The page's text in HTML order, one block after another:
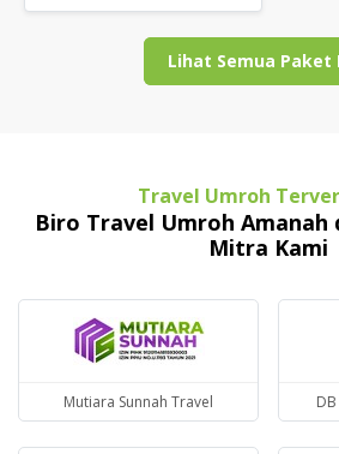
Lihat Semua Paket
Travel Umroh
Biro Travel Umroh Amanah
Mitra Kami
Mutiara Sunnah Travel